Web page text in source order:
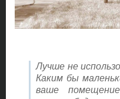
Лучше не
Каким бы
ваше